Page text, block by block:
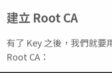
建立 Root CA
有了 Key 之後，我們就要
Root CA：